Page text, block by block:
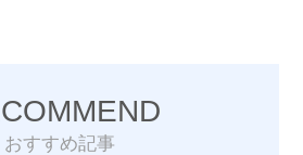
おすすめ記事